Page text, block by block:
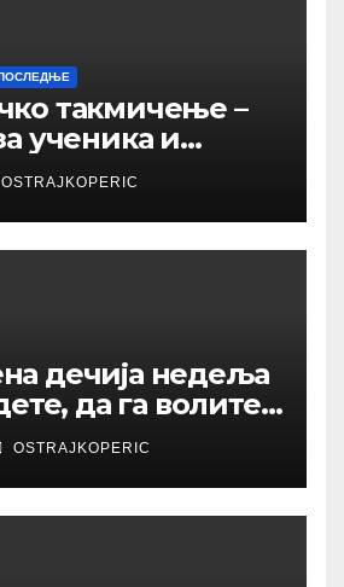
такмичење –
ученика и
OSTRAJKOPERIC
дечија недеља
да га волите
OSTRAJKOPERIC